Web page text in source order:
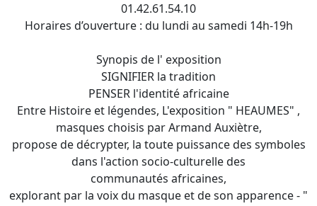
01.42.61.54.10
Horaires d’ouverture : du lundi au samedi 14h-19h
Synopis de l' exposition
SIGNIFIER la tradition
PENSER l'identité africaine
Entre Histoire et légendes, L'exposition " HEAUMES" ,
masques choisis par Armand Auxiètre,
propose de décrypter, la toute puissance des symboles
dans l'action socio-culturelle des
communautés africaines,
explorant par la voix du masque et de son apparence - "